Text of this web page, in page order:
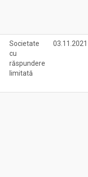
Societate
cu
răspundere
limitată
03.11.2021